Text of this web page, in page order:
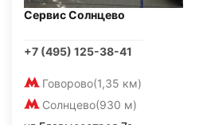
Сервис Солнцево
+7 (495) 125-38-41
Говорово(1,35 км)
Солнцево(930 м)